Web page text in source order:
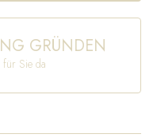
GRÜNDEN
für Sie da